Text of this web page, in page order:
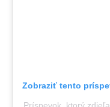
Zobraziť tento